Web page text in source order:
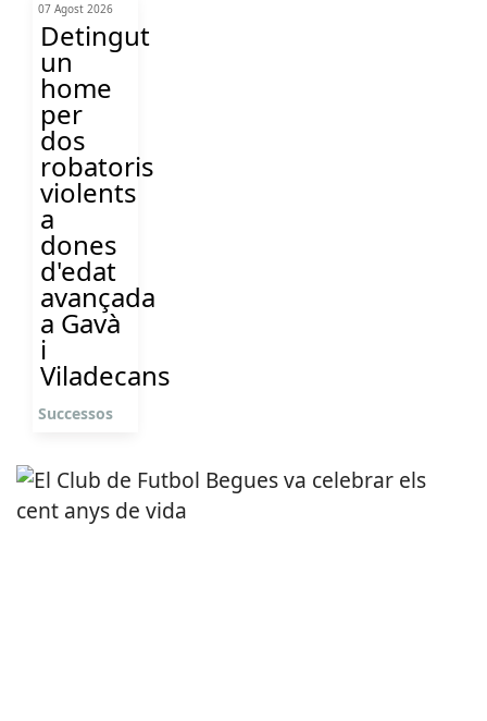
07 Agost 2026
Detingut
un
home
per
dos
robatoris
violents
a
dones
d'edat
avançada
a Gavà
i
Viladecans
Successos